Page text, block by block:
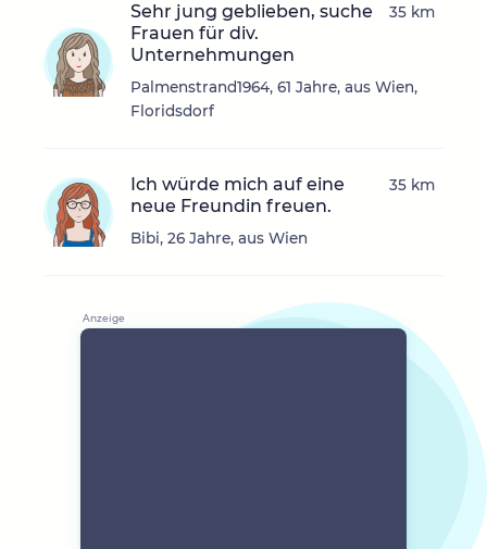
Sehr jung geblieben, suche
Frauen für div.
Unternehmungen
Palmenstrand1964, 61 Jahre, aus Wien,
Floridsdorf
35 km
Ich würde mich auf eine
neue Freundin freuen.
Bibi, 26 Jahre, aus Wien
35 km